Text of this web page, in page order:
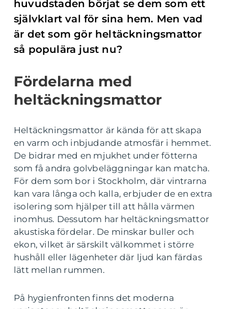
huvudstaden börjat se dem som ett
självklart val för sina hem. Men vad
är det som gör heltäckningsmattor
så populära just nu?
Fördelarna med
heltäckningsmattor
Heltäckningsmattor är kända för att skapa
en varm och inbjudande atmosfär i hemmet.
De bidrar med en mjukhet under fötterna
som få andra golvbeläggningar kan matcha.
För dem som bor i Stockholm, där vintrarna
kan vara långa och kalla, erbjuder de en extra
isolering som hjälper till att hålla värmen
inomhus. Dessutom har heltäckningsmattor
akustiska fördelar. De minskar buller och
ekon, vilket är särskilt välkommet i större
hushåll eller lägenheter där ljud kan färdas
lätt mellan rummen.
På hygienfronten finns det moderna